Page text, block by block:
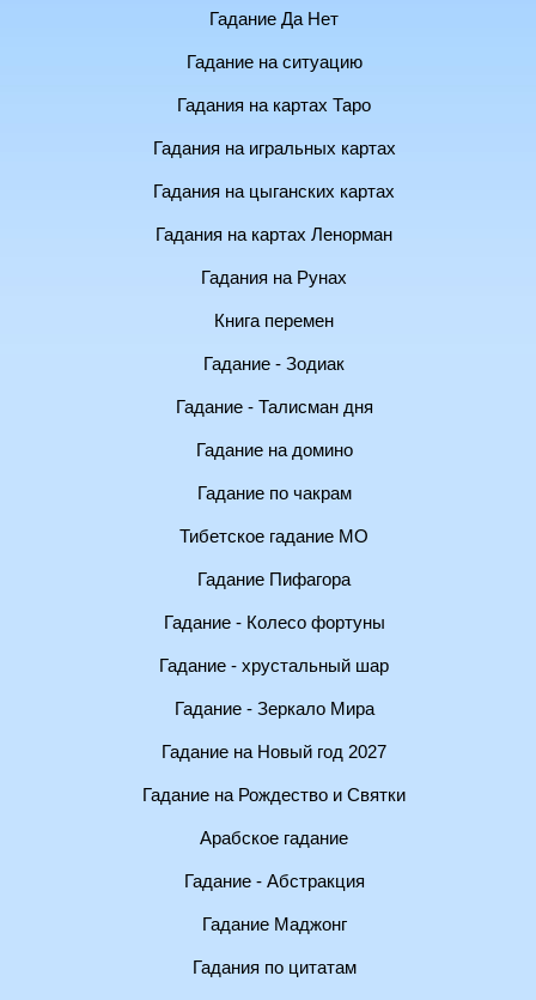
Гадание Да Нет
Гадание на ситуацию
Гадания на картах Таро
Гадания на игральных картах
Гадания на цыганских картах
Гадания на картах Ленорман
Гадания на Рунах
Книга перемен
Гадание - Зодиак
Гадание - Талисман дня
Гадание на домино
Гадание по чакрам
Тибетское гадание МО
Гадание Пифагора
Гадание - Колесо фортуны
Гадание - хрустальный шар
Гадание - Зеркало Мира
Гадание на Новый год 2027
Гадание на Рождество и Святки
Арабское гадание
Гадание - Абстракция
Гадание Маджонг
Гадания по цитатам